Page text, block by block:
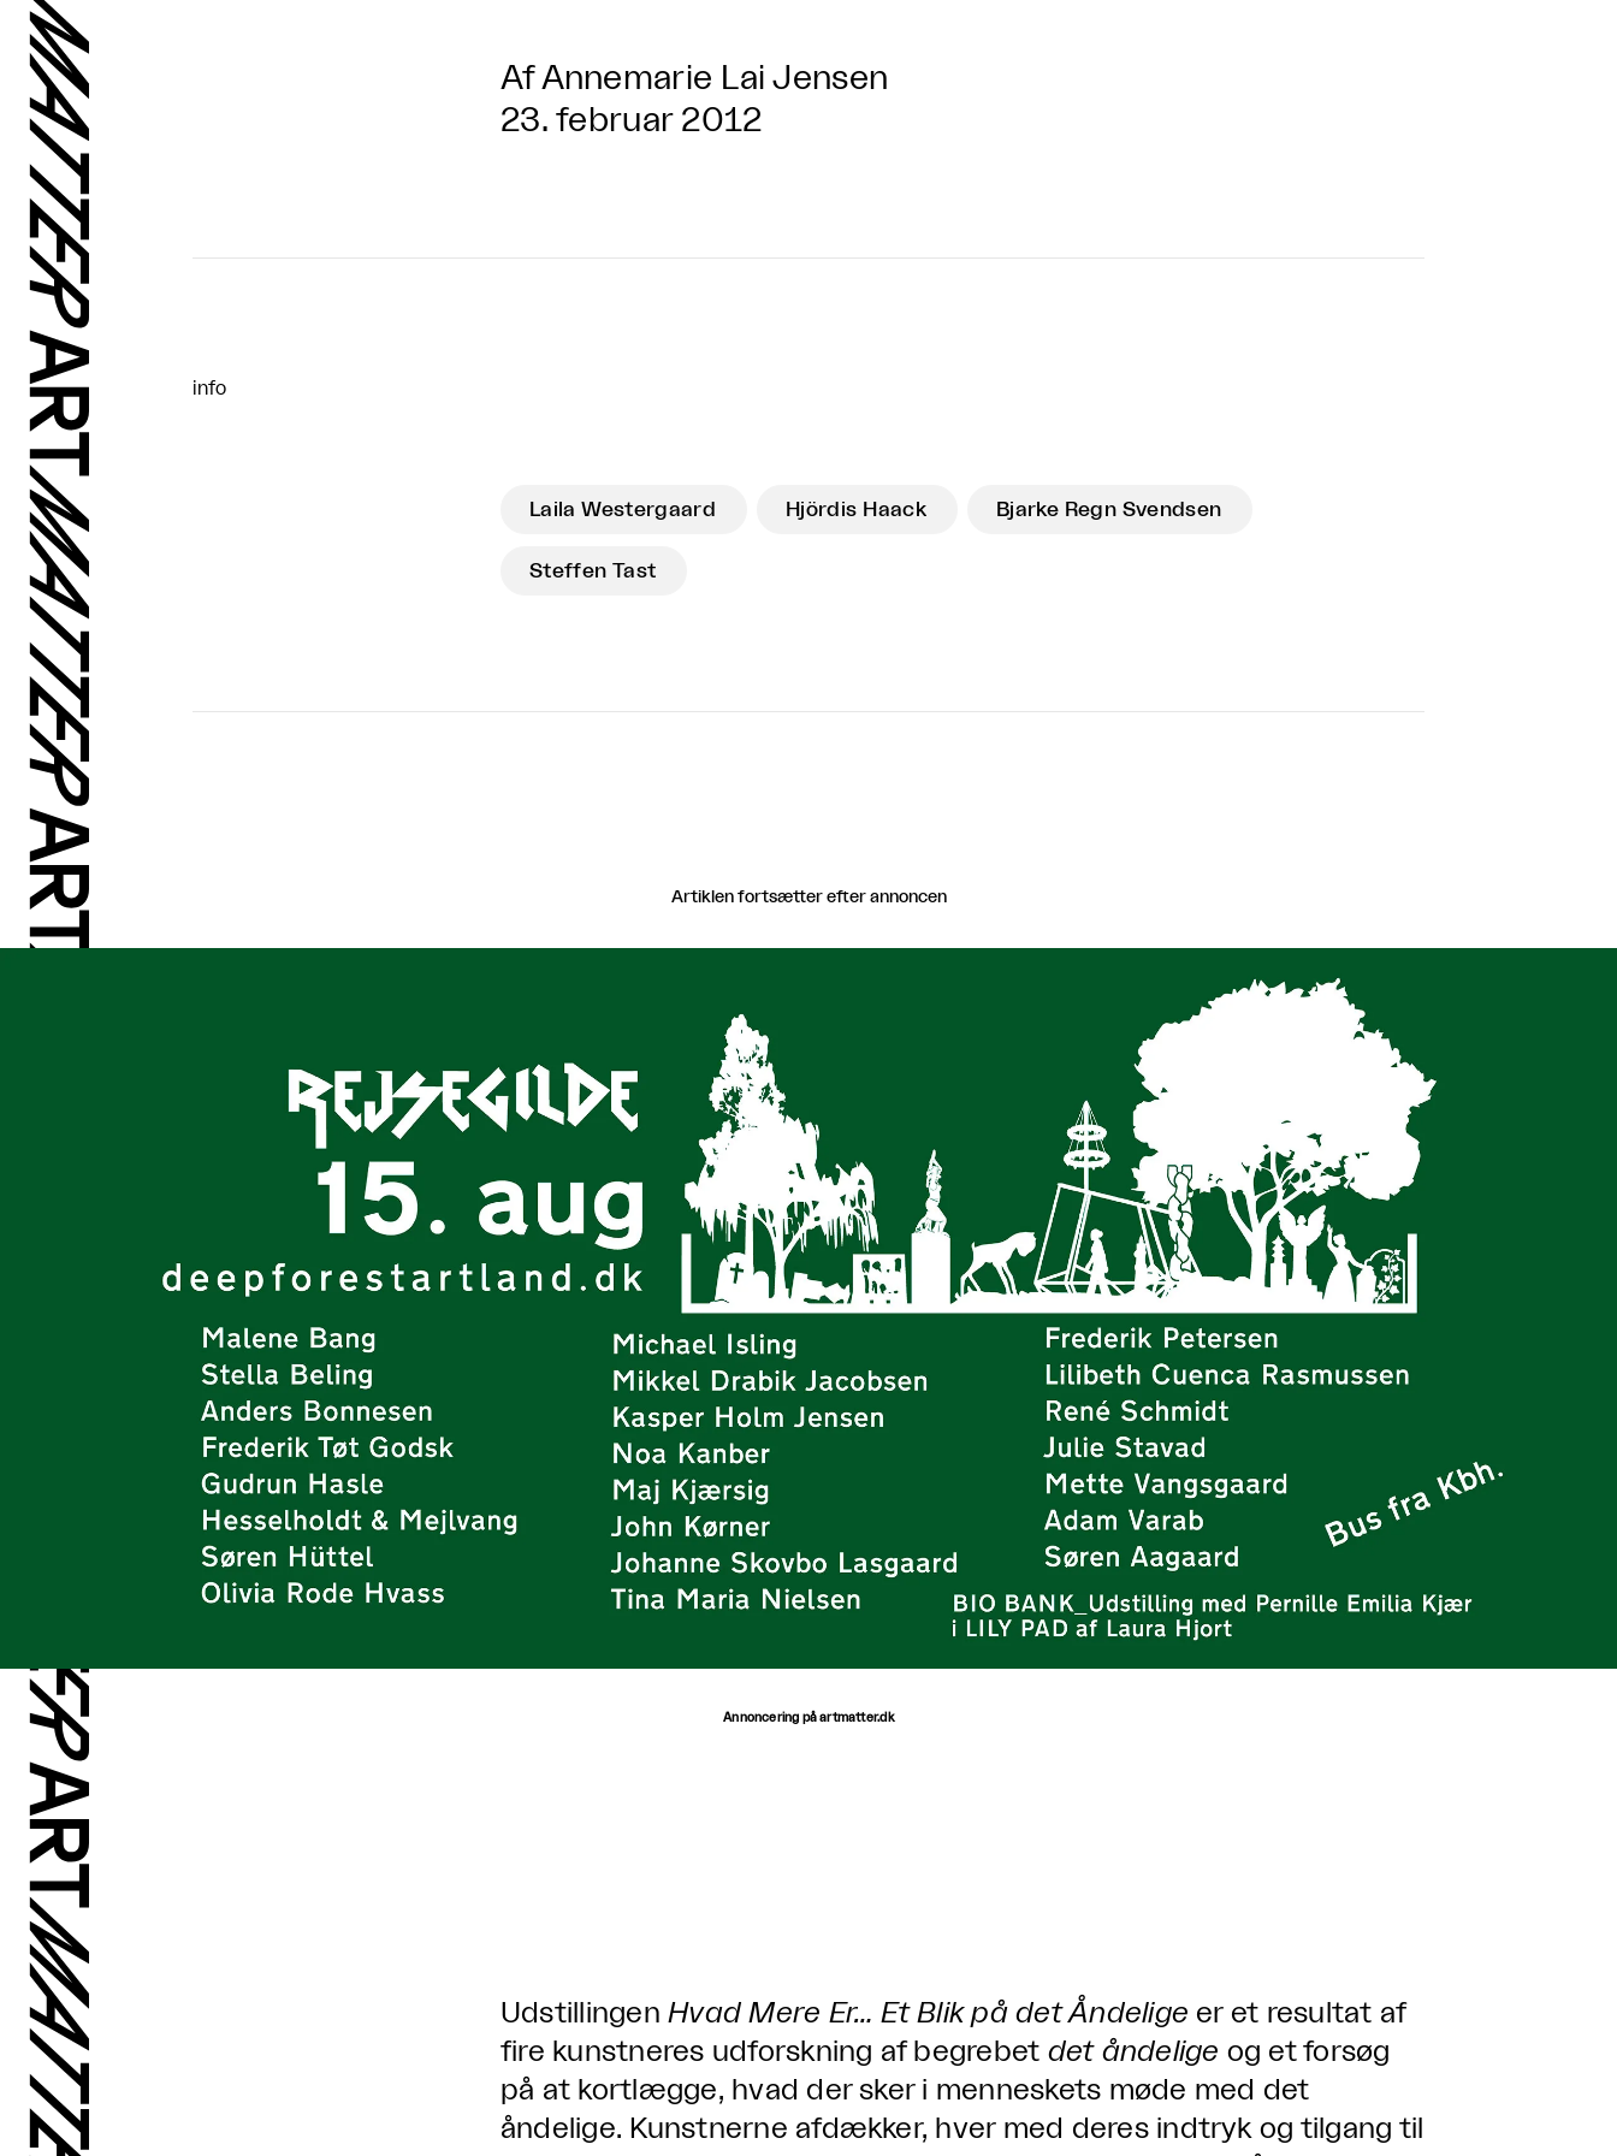
Af Annemarie Lai Jensen
23. februar 2012
info
Laila Westergaard Hjördis Haack Bjarke Regn Svendsen
Steffen Tast
Artiklen fortsætter efter annoncen
Annoncering på artmatter.dk
UdstillingenHvad Mere Er… Et Blik på det Åndelige er et resultat af
fire kunstneres udforskning af begrebet det åndelige og et forsøg
på at kortlægge, hvad der sker i menneskets møde med det
åndelige. Kunstnerne afdækker, hver med deres indtryk og tilgang til